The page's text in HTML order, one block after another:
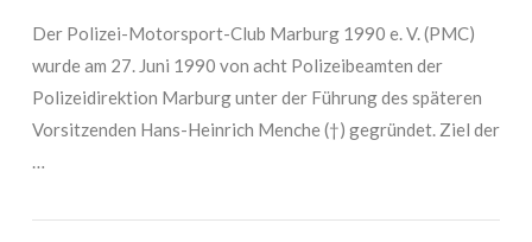
Der Polizei-Motorsport-Club Marburg 1990 e. V. (PMC)
wurde am 27. Juni 1990 von acht Polizeibeamten der
Polizeidirektion Marburg unter der Führung des späteren
Vorsitzenden Hans-Heinrich Menche (†) gegründet. Ziel der
…